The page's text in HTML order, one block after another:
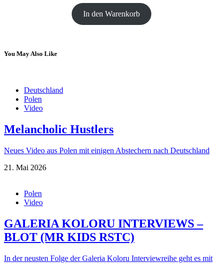
In den Warenkorb
You May Also Like
Deutschland
Polen
Video
Melancholic Hustlers
Neues Video aus Polen mit einigen Abstechern nach Deutschland
21. Mai 2026
Polen
Video
GALERIA KOLORU INTERVIEWS –
BLOT (MR KIDS RSTC)
In der neusten Folge der Galeria Koloru Interviewreihe geht es mit